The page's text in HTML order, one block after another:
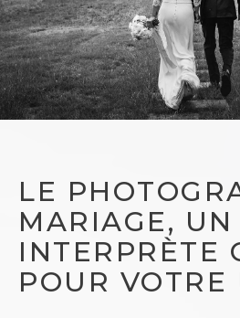
LE
MARIAGE, UN
INTERPRÈTE
POUR VOTRE